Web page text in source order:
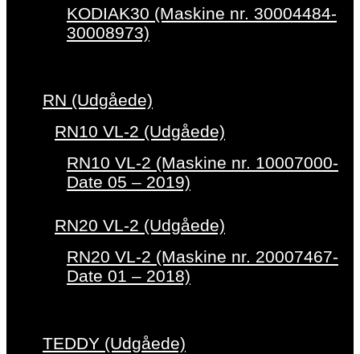
KODIAK30 (Maskine nr. 30004484-
30008973)
RN (Udgåede)
RN10 VL-2 (Udgåede)
RN10 VL-2 (Maskine nr. 10007000-
Date 05 – 2019)
RN20 VL-2 (Udgåede)
RN20 VL-2 (Maskine nr. 20007467-
Date 01 – 2018)
TEDDY (Udgåede)